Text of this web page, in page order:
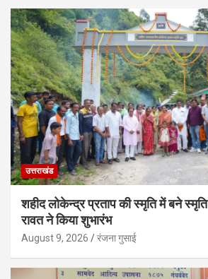
उत्तराखंड
शहीद लोकेन्द्र प्रताप की स्मृति में बने स्मृति
रावत ने किया शुभारंभ
August 9, 2026 रंजना गुसाई